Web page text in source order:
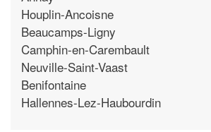
Houplin-Ancoisne
Beaucamps-Ligny
Camphin-en-Carembault
Neuville-Saint-Vaast
Benifontaine
Hallennes-Lez-Haubourdin